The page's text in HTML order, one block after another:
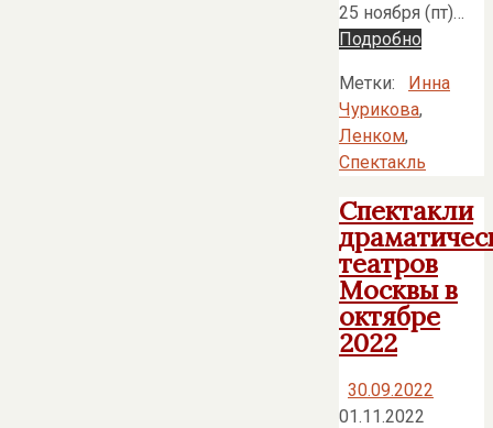
25 ноября (пт)…
Подробно
Метки:
Инна
Чурикова,
Ленком,
Спектакль
Спектакли
театров
Москвы в
октябре
2022
30.09.2022
01.11.2022